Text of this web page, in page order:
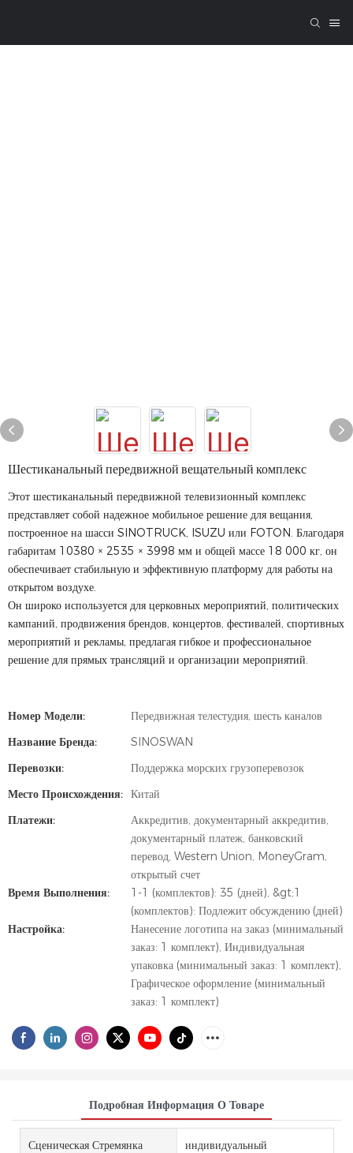
Шестиканальный передвижной вещательный комплекс
Этот шестиканальный передвижной телевизионный комплекс
представляет собой надежное мобильное решение для вещания,
построенное на шасси SINOTRUCK, ISUZU или FOTON. Благодаря
габаритам 10380 × 2535 × 3998 мм и общей массе 18 000 кг, он
обеспечивает стабильную и эффективную платформу для работы на
открытом воздухе.
Он широко используется для церковных мероприятий, политических
кампаний, продвижения брендов, концертов, фестивалей, спортивных
мероприятий и рекламы, предлагая гибкое и профессиональное
решение для прямых трансляций и организации мероприятий.
Номер Модели:
Передвижная телестудия, шесть каналов
Название Бренда:
SINOSWAN
Перевозки:
Поддержка морских грузоперевозок
Место Происхождения: Китай
Платежи:
Аккредитив, документарный аккредитив,
документарный платеж, банковский
перевод, Western Union, MoneyGram,
открытый счет
Время Выполнения:
1-1 (комплектов): 35 (дней), &gt;1
(комплектов): Подлежит обсуждению (дней)
Настройка:
Нанесение логотипа на заказ (минимальный
заказ: 1 комплект), Индивидуальная
упаковка (минимальный заказ: 1 комплект),
Графическое оформление (минимальный
заказ: 1 комплект)
Подробная Информация О Товаре
Сценическая Стремянка индивидуальный